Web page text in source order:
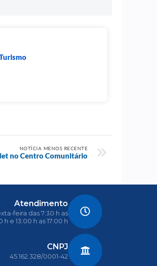
NOTÍCIA MENOS RECENTE
no Centro Comunitário
Atendimento
feira das 7:30 h as
h e 13:00 h as 17:00 h.
CNPJ
45.162.328/0001-42